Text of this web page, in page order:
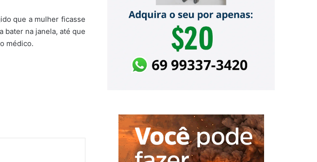
que a mulher ficasse
bater na janela, até que
médico.